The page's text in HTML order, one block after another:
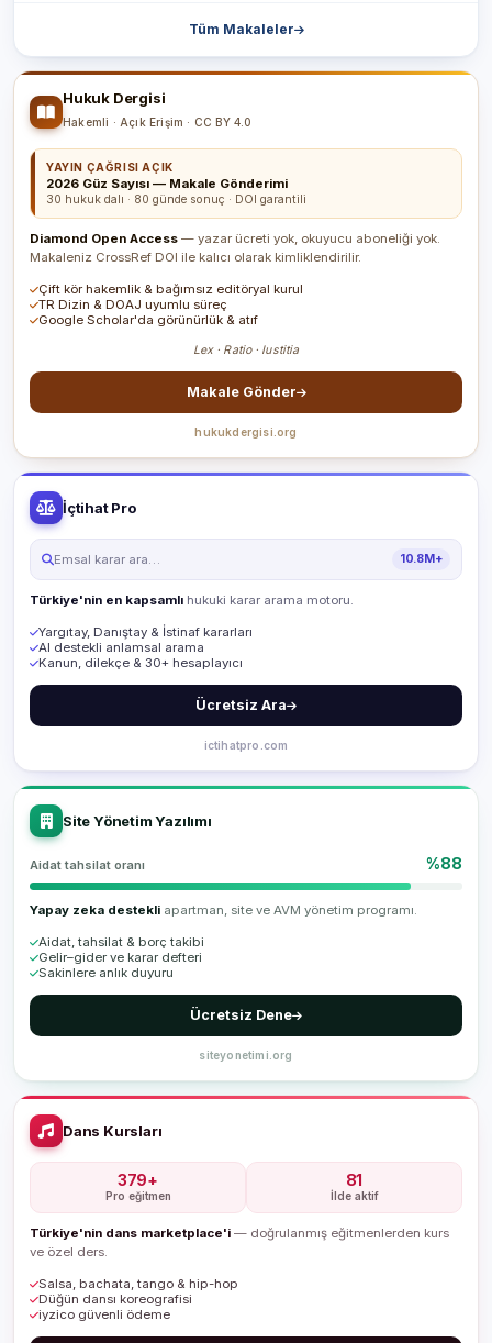
Tüm Makaleler
Hukuk Dergisi
Hakemli · Açık Erişim · CC BY 4.0
YAYIN ÇAĞRISI AÇIK
2026 Güz Sayısı — Makale Gönderimi
30 hukuk dalı · 80 günde sonuç · DOI garantili
Diamond Open Access — yazar ücreti yok, okuyucu aboneliği yok.
Makaleniz CrossRef DOI ile kalıcı olarak kimliklendirilir.
Çift kör hakemlik & bağımsız editöryal kurul
TR Dizin & DOAJ uyumlu süreç
Google Scholar'da görünürlük & atıf
Lex · Ratio · Iustitia
Makale Gönder
hukukdergisi.org
İçtihat Pro
Emsal karar ara… 10.8M+
Türkiye'nin en kapsamlı hukuki karar arama motoru.
Yargıtay, Danıştay & İstinaf kararları
AI destekli anlamsal arama
Kanun, dilekçe & 30+ hesaplayıcı
Ücretsiz Ara
ictihatpro.com
Site Yönetim Yazılımı
Aidat tahsilat oranı %88
Yapay zeka destekli apartman, site ve AVM yönetim programı.
Aidat, tahsilat & borç takibi
Gelir–gider ve karar defteri
Sakinlere anlık duyuru
Ücretsiz Dene
siteyonetimi.org
Dans Kursları
379+
Pro eğitmen
81
İlde aktif
Türkiye'nin dans marketplace'i — doğrulanmış eğitmenlerden kurs
ve özel ders.
Salsa, bachata, tango & hip-hop
Düğün dansı koreografisi
iyzico güvenli ödeme